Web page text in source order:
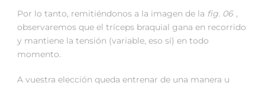
Por lo tanto, remitiéndonos a la imagen de la fig. 06 ,
observaremos que el tríceps braquial gana en recorrido
y mantiene la tensión (variable, eso sí) en todo
momento.
A vuestra elección queda entrenar de una manera u